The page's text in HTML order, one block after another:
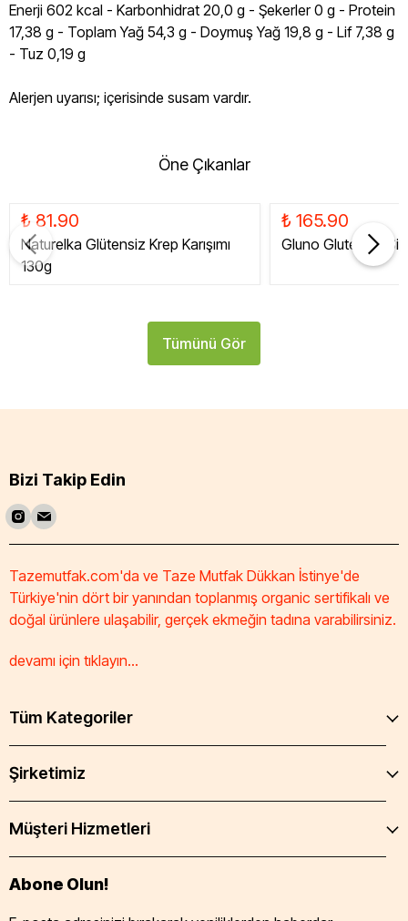
Enerji 602 kcal - Karbonhidrat 20,0 g - Şekerler 0 g - Protein
17,38 g - Toplam Yağ 54,3 g - Doymuş Yağ 19,8 g - Lif 7,38 g
- Tuz 0,19 g
Alerjen uyarısı; içerisinde susam vardır.
Öne Çıkanlar
₺ 81.90
Naturelka Glütensiz Krep Karışımı
130g
₺ 165.90
Gluno Glutensiz
Tümünü Gör
Bizi Takip Edin
Tazemutfak.com'da ve Taze Mutfak Dükkan İstinye'de
Türkiye'nin dört bir yanından toplanmış organic sertifikalı ve
doğal ürünlere ulaşabilir, gerçek ekmeğin tadına varabilirsiniz.
devamı için tıklayın...
Tüm Kategoriler
Şirketimiz
Müşteri Hizmetleri
Abone Olun!